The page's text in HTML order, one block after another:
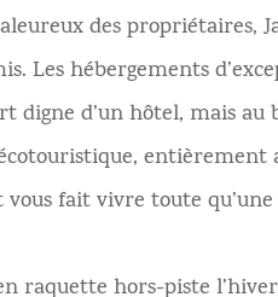
des propriétaires,
Les hébergements
digne d’un hôtel, mais
entièrement
fait vivre toute
raquette hors-piste